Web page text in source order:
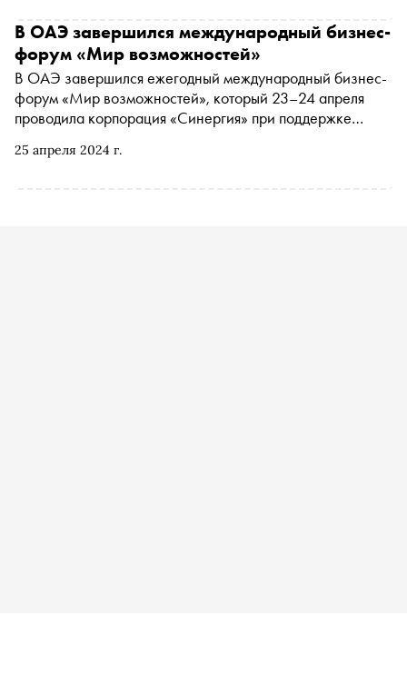
2024». Мероприятие, организованное
экосистемой Фонда Росконгресс «Здоровое общество»,
прошло на площадке кластера «Ломоносов»
25 апреля 2024 г.
В ОАЭ завершился международный бизнес-
форум «Мир возможностей»
В ОАЭ завершился ежегодный международный бизнес-
форум «Мир возможностей», который 23–24 апреля
проводила корпорация «Синергия» при поддержке